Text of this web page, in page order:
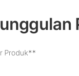
Produk**